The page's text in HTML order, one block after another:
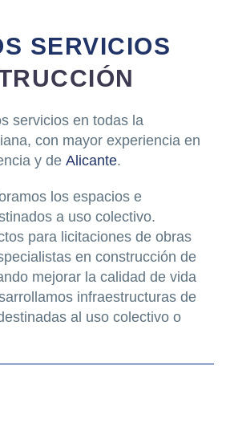
SERVICIOS
servicios en todas la
con mayor experiencia en
y de Alicante.
los espacios e
a uso colectivo.
para licitaciones de obras
en construcción de
mejorar la calidad de vida
infraestructuras de
al uso colectivo o